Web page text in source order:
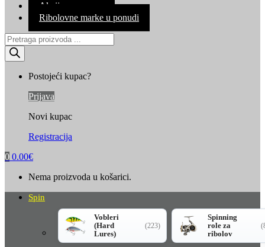
Akcija
Ribolovne marke u ponudi
Products
search
Postojeći kupac?
Prijava
Novi kupac
Registracija
0 0.00€
Nema proizvoda u košarici.
Spin
Vobleri
(Hard
Lures)
(223)
Spinning
role za
ribolov